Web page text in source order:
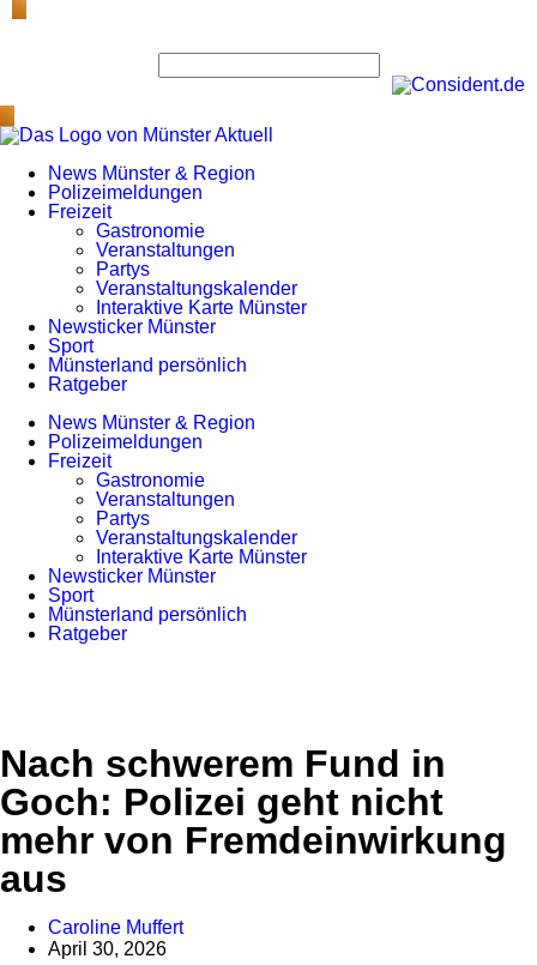
News Münster & Region
Polizeimeldungen
Freizeit
Gastronomie
Veranstaltungen
Partys
Veranstaltungskalender
Interaktive Karte Münster
Newsticker Münster
Sport
Münsterland persönlich
Ratgeber
News Münster & Region
Polizeimeldungen
Freizeit
Gastronomie
Veranstaltungen
Partys
Veranstaltungskalender
Interaktive Karte Münster
Newsticker Münster
Sport
Münsterland persönlich
Ratgeber
Anzeige
Nach schwerem Fund in
Goch: Polizei geht nicht
mehr von Fremdeinwirkung
aus
Caroline Muffert
April 30, 2026